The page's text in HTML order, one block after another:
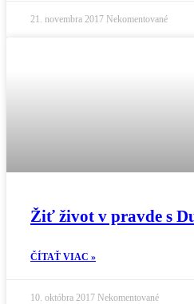
21. novembra 2017 Nekomentované
Žiť život v pravde s
ČÍTAŤ VIAC »
10. októbra 2017 Nekomentované